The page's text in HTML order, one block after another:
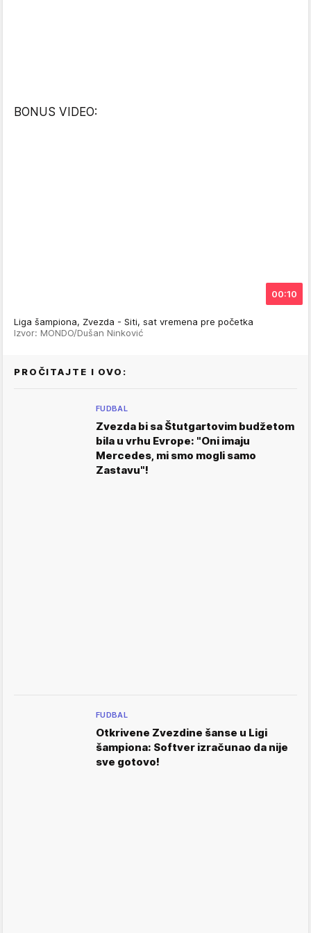
BONUS VIDEO:
00:10
Liga šampiona, Zvezda - Siti, sat vremena pre početka
Izvor: MONDO/Dušan Ninković
PROČITAJTE I OVO:
FUDBAL
Zvezda bi sa Štutgartovim budžetom
bila u vrhu Evrope: "Oni imaju
Mercedes, mi smo mogli samo
Zastavu"!
FUDBAL
Otkrivene Zvezdine šanse u Ligi
šampiona: Softver izračunao da nije
sve gotovo!